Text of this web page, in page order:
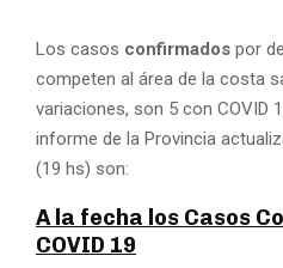
Los casos confirmados por
competen al área de la costa
variaciones, son 5 con COVID
informe de la Provincia
(19 hs) son:
A la fecha los Casos
COVID 19